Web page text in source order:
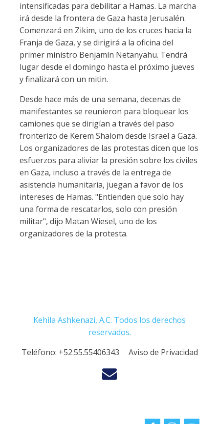
intensificadas para debilitar a Hamas. La marcha
irá desde la frontera de Gaza hasta Jerusalén.
Comenzará en Zikim, uno de los cruces hacia la
Franja de Gaza, y se dirigirá a la oficina del
primer ministro Benjamín Netanyahu. Tendrá
lugar desde el domingo hasta el próximo jueves
y finalizará con un mitin.
Desde hace más de una semana, decenas de
manifestantes se reunieron para bloquear los
camiones que se dirigían a través del paso
fronterizo de Kerem Shalom desde Israel a Gaza.
Los organizadores de las protestas dicen que los
esfuerzos para aliviar la presión sobre los civiles
en Gaza, incluso a través de la entrega de
asistencia humanitaria, juegan a favor de los
intereses de Hamas. "Entienden que solo hay
una forma de rescatarlos, solo con presión
militar", dijo Matan Wiesel, uno de los
organizadores de la protesta.
Kehila Ashkenazi, A.C. Todos los derechos
reservados.
Teléfono: +52.55.55406343 Aviso de Privacidad